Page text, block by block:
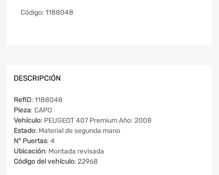
Código: 1188048
DESCRIPCIÓN
RefID: 1188048
Pieza: CAPO
Vehículo: PEUGEOT 407 Premium Año: 2008
Estado: Material de segunda mano
Nº Puertas: 4
Ubicación: Montada revisada
Código del vehículo: 22968